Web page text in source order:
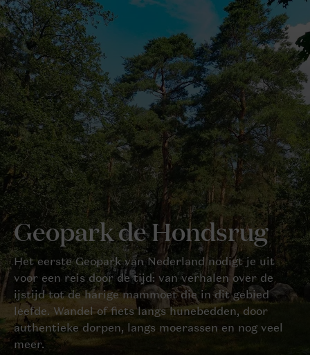
Geopark de Hondsrug
Het eerste Geopark van Nederland nodigt je uit
voor een reis door de tijd: van verhalen over de
ijstijd tot de harige mammoet die in dit gebied
leefde. Wandel of fiets langs hunebedden, door
authentieke dorpen, langs moerassen en nog veel
meer.